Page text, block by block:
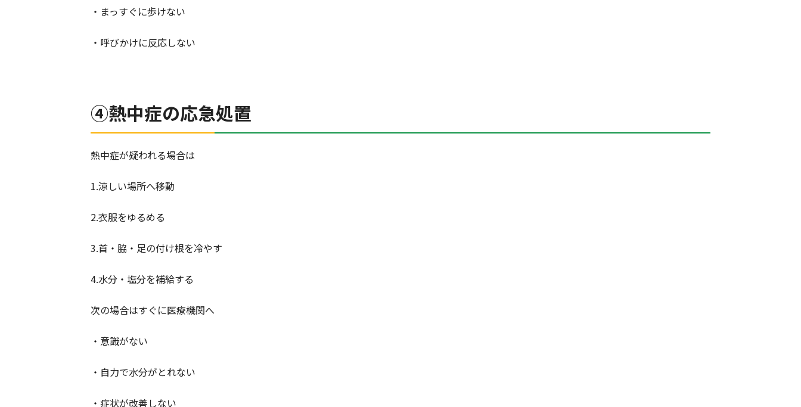
・まっすぐに歩けない
・呼びかけに反応しない
④熱中症の応急処置
熱中症が疑われる場合は
1.涼しい場所へ移動
2.衣服をゆるめる
3.首・脇・足の付け根を冷やす
4.水分・塩分を補給する
次の場合はすぐに医療機関へ
・意識がない
・自力で水分がとれない
・症状が改善しない